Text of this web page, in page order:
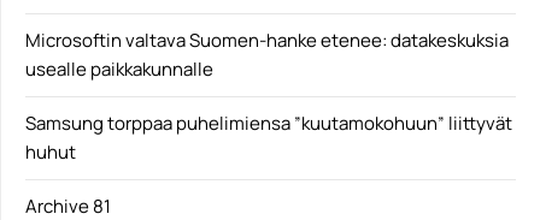
Microsoftin valtava Suomen-hanke etenee: datakeskuksia
usealle paikkakunnalle
Samsung torppaa puhelimiensa ”kuutamokohuun” liittyvät
huhut
Archive 81